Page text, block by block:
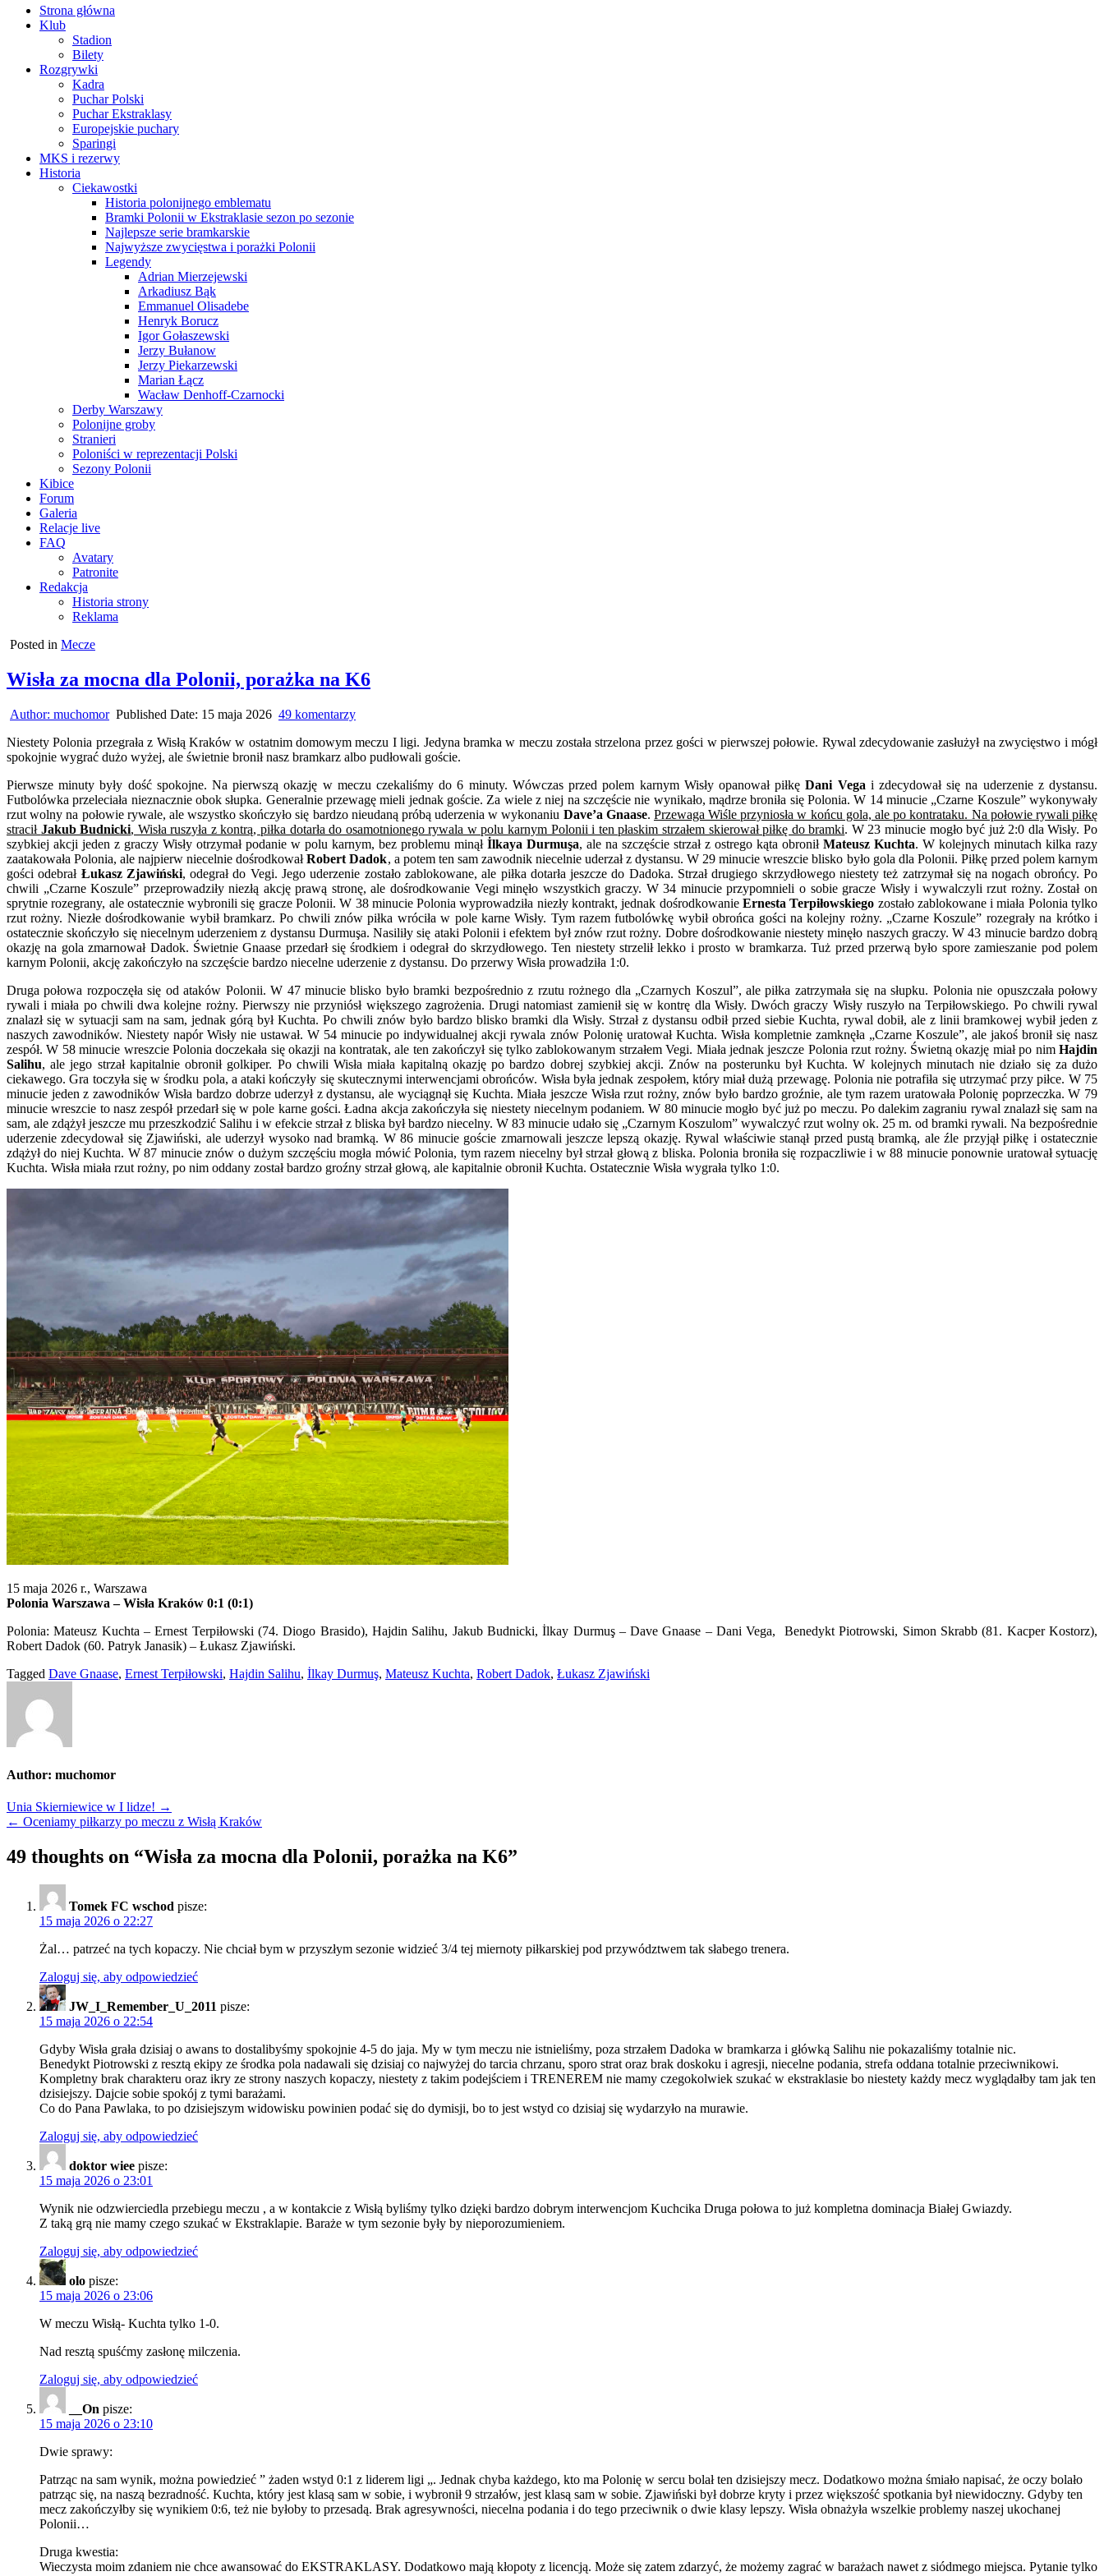
Strona główna
Klub
Stadion
Bilety
Rozgrywki
Kadra
Puchar Polski
Puchar Ekstraklasy
Europejskie puchary
Sparingi
MKS i rezerwy
Historia
Ciekawostki
Historia polonijnego emblematu
Bramki Polonii w Ekstraklasie sezon po sezonie
Najlepsze serie bramkarskie
Najwyższe zwycięstwa i porażki Polonii
Legendy
Adrian Mierzejewski
Arkadiusz Bąk
Emmanuel Olisadebe
Henryk Borucz
Igor Gołaszewski
Jerzy Bułanow
Jerzy Piekarzewski
Marian Łącz
Wacław Denhoff-Czarnocki
Derby Warszawy
Polonijne groby
Stranieri
Poloniści w reprezentacji Polski
Sezony Polonii
Kibice
Forum
Galeria
Relacje live
FAQ
Avatary
Patronite
Redakcja
Historia strony
Reklama
Posted in Mecze
Wisła za mocna dla Polonii, porażka na K6
Author: muchomor Published Date: 15 maja 2026 49 komentarzydo
za
mocna
Polonii,
porażka
na
K6
Niestety Polonia przegrała z Wisłą Kraków w ostatnim domowym meczu I ligi. Jedyna bramka w meczu została strzelona przez gości w pierwszej połowie. Rywal zdecydowanie zasłużył na zwycięstwo i mógł
spokojnie wygrać dużo wyżej, ale świetnie bronił nasz bramkarz albo pudłowali goście.
Pierwsze minuty były dość spokojne. Na pierwszą okazję w meczu czekaliśmy do 6 minuty. Wówczas przed polem karnym Wisły opanował piłkęDani Vega i zdecydował się na uderzenie z dystansu.
Futbolówka przeleciała nieznacznie obok słupka. Generalnie przewagę mieli jednak goście. Za wiele z niej na szczęście nie wynikało, mądrze broniła się Polonia. W 14 minucie „Czarne Koszule” wykonywały
rzut wolny na połowie rywale, ale wszystko skończyło się bardzo nieudaną próbą uderzenia w wykonaniu Dave’a Gnaase. Przewaga Wiśle przyniosła w końcu gola, ale po kontrataku. Na połowie rywali piłkę
stracił Jakub Budnicki, Wisła ruszyła z kontrą, piłka dotarła do osamotnionego rywala w polu karnym Polonii i ten płaskim strzałem skierował piłkę do bramki. W 23 minucie mogło być już 2:0 dla Wisły. Po
szybkiej akcji jeden z graczy Wisły otrzymał podanie w polu karnym, bez problemu minął İlkaya Durmuşa, ale na szczęście strzał z ostrego kąta obronił Mateusz Kuchta. W kolejnych minutach kilka razy
zaatakowała Polonia, ale najpierw niecelnie dośrodkowałRobert Dadok, a potem ten sam zawodnik niecelnie uderzał z dystansu. W 29 minucie wreszcie blisko było gola dla Polonii. Piłkę przed polem karnym
gości odebrał Łukasz Zjawiński, odegrał do Vegi. Jego uderzenie zostało zablokowane, ale piłka dotarła jeszcze do Dadoka. Strzał drugiego skrzydłowego niestety też zatrzymał się na nogach obrońcy. Po
chwili „Czarne Koszule” przeprowadziły niezłą akcję prawą stronę, ale dośrodkowanie Vegi minęło wszystkich graczy. W 34 minucie przypomnieli o sobie gracze Wisły i wywalczyli rzut rożny. Został on
sprytnie rozegrany, ale ostatecznie wybronili się gracze Polonii. W 38 minucie Polonia wyprowadziła niezły kontrakt, jednak dośrodkowanie Ernesta Terpiłowskiego zostało zablokowane i miała Polonia tylko
rzut rożny. Niezłe dośrodkowanie wybił bramkarz. Po chwili znów piłka wróciła w pole karne Wisły. Tym razem futbolówkę wybił obrońca gości na kolejny rożny. „Czarne Koszule” rozegrały na krótko i
ostatecznie skończyło się niecelnym uderzeniem z dystansu Durmuşa. Nasiliły się ataki Polonii i efektem był znów rzut rożny. Dobre dośrodkowanie niestety minęło naszych graczy. W 43 minucie bardzo dobrą
okazję na gola zmarnował Dadok. Świetnie Gnaase przedarł się środkiem i odegrał do skrzydłowego. Ten niestety strzelił lekko i prosto w bramkarza. Tuż przed przerwą było spore zamieszanie pod polem
karnym Polonii, akcję zakończyło na szczęście bardzo niecelne uderzenie z dystansu. Do przerwy Wisła prowadziła 1:0.
Druga połowa rozpoczęła się od ataków Polonii. W 47 minucie blisko było bramki bezpośrednio z rzutu rożnego dla „Czarnych Koszul”, ale piłka zatrzymała się na słupku. Polonia nie opuszczała połowy
rywali i miała po chwili dwa kolejne rożny. Pierwszy nie przyniósł większego zagrożenia. Drugi natomiast zamienił się w kontrę dla Wisły. Dwóch graczy Wisły ruszyło na Terpiłowskiego. Po chwili rywal
znalazł się w sytuacji sam na sam, jednak górą był Kuchta. Po chwili znów było bardzo blisko bramki dla Wisły. Strzał z dystansu odbił przed siebie Kuchta, rywal dobił, ale z linii bramkowej wybił jeden z
naszych zawodników. Niestety napór Wisły nie ustawał. W 54 minucie po indywidualnej akcji rywala znów Polonię uratował Kuchta. Wisła kompletnie zamknęła „Czarne Koszule”, ale jakoś bronił się nasz
zespół. W 58 minucie wreszcie Polonia doczekała się okazji na kontratak, ale ten zakończył się tylko zablokowanym strzałem Vegi. Miała jednak jeszcze Polonia rzut rożny. Świetną okazję miał po nim Hajdin
Salihu, ale jego strzał kapitalnie obronił golkiper. Po chwili Wisła miała kapitalną okazję po bardzo dobrej szybkiej akcji. Znów na posterunku był Kuchta. W kolejnych minutach nie działo się za dużo
ciekawego. Gra toczyła się w środku pola, a ataki kończyły się skutecznymi interwencjami obrońców. Wisła była jednak zespołem, który miał dużą przewagę. Polonia nie potrafiła się utrzymać przy piłce. W 75
minucie jeden z zawodników Wisła bardzo dobrze uderzył z dystansu, ale wyciągnął się Kuchta. Miała jeszcze Wisła rzut rożny, znów było bardzo groźnie, ale tym razem uratowała Polonię poprzeczka. W 79
minucie wreszcie to nasz zespół przedarł się w pole karne gości. Ładna akcja zakończyła się niestety niecelnym podaniem. W 80 minucie mogło być już po meczu. Po dalekim zagraniu rywal znalazł się sam na
sam, ale zdążył jeszcze mu przeszkodzić Salihu i w efekcie strzał z bliska był bardzo niecelny. W 83 minucie udało się „Czarnym Koszulom” wywalczyć rzut wolny ok. 25 m. od bramki rywali. Na bezpośrednie
uderzenie zdecydował się Zjawiński, ale uderzył wysoko nad bramką. W 86 minucie goście zmarnowali jeszcze lepszą okazję. Rywal właściwie stanął przed pustą bramką, ale źle przyjął piłkę i ostatecznie
zdążył do niej Kuchta. W 87 minucie znów o dużym szczęściu mogła mówić Polonia, tym razem niecelny był strzał głową z bliska. Polonia broniła się rozpaczliwie i w 88 minucie ponownie uratował sytuację
Kuchta. Wisła miała rzut rożny, po nim oddany został bardzo groźny strzał głową, ale kapitalnie obronił Kuchta. Ostatecznie Wisła wygrała tylko 1:0.
15 maja 2026 r., Warszawa
Polonia Warszawa – Wisła Kraków 0:1 (0:1)
Polonia: Mateusz Kuchta – Ernest Terpiłowski (74. Diogo Brasido), Hajdin Salihu, Jakub Budnicki, İlkay Durmuş – Dave Gnaase – Dani Vega, Benedykt Piotrowski, Simon Skrabb (81. Kacper Kostorz),
Robert Dadok (60. Patryk Janasik) – Łukasz Zjawiński.
Tagged Dave Gnaase, Ernest Terpiłowski, Hajdin Salihu, İlkay Durmuş, Mateusz Kuchta, Robert Dadok, Łukasz Zjawiński
Author: muchomor
Nawigacja
wpisu
Unia Skierniewice w I lidze! →
← Oceniamy piłkarzy po meczu z Wisłą Kraków
49 thoughts on “Wisła za mocna dla Polonii, porażka na K6”
Tomek FC wschod pisze:
15 maja 2026 o 22:27
Żal… patrzeć na tych kopaczy. Nie chciał bym w przyszłym sezonie widzieć 3/4 tej miernoty piłkarskiej pod przywództwem tak słabego trenera.
Zaloguj się, aby odpowiedzieć
JW_I_Remember_U_2011 pisze:
15 maja 2026 o 22:54
Gdyby Wisła grała dzisiaj o awans to dostalibyśmy spokojnie 4-5 do jaja. My w tym meczu nie istnieliśmy, poza strzałem Dadoka w bramkarza i główką Salihu nie pokazaliśmy totalnie nic.
Benedykt Piotrowski z resztą ekipy ze środka pola nadawali się dzisiaj co najwyżej do tarcia chrzanu, sporo strat oraz brak doskoku i agresji, niecelne podania, strefa oddana totalnie przeciwnikowi.
Kompletny brak charakteru oraz ikry ze strony naszych kopaczy, niestety z takim podejściem i TRENEREM nie mamy czegokolwiek szukać w ekstraklasie bo niestety każdy mecz wyglądałby tam jak ten
dzisiejszy. Dajcie sobie spokój z tymi barażami.
Co do Pana Pawlaka, to po dzisiejszym widowisku powinien podać się do dymisji, bo to jest wstyd co dzisiaj się wydarzyło na murawie.
Zaloguj się, aby odpowiedzieć
doktor wiee pisze:
15 maja 2026 o 23:01
Wynik nie odzwierciedla przebiegu meczu , a w kontakcie z Wisłą byliśmy tylko dzięki bardzo dobrym interwencjom Kuchcika Druga połowa to już kompletna dominacja Białej Gwiazdy.
Z taką grą nie mamy czego szukać w Ekstraklapie. Baraże w tym sezonie były by nieporozumieniem.
Zaloguj się, aby odpowiedzieć
olo pisze:
15 maja 2026 o 23:06
W meczu Wisłą- Kuchta tylko 1-0.
Nad resztą spuśćmy zasłonę milczenia.
Zaloguj się, aby odpowiedzieć
__On pisze:
15 maja 2026 o 23:10
Dwie sprawy:
Patrząc na sam wynik, można powiedzieć ” żaden wstyd 0:1 z liderem ligi „. Jednak chyba każdego, kto ma Polonię w sercu bolał ten dzisiejszy mecz. Dodatkowo można śmiało napisać, że oczy bolało
patrząc się, na naszą bezradność. Kuchta, który jest klasą sam w sobie, i wybronił 9 strzałów, jest klasą sam w sobie. Zjawiński był dobrze kryty i przez większość spotkania był niewidoczny. Gdyby ten
mecz zakończyłby się wynikiem 0:6, też nie byłoby to przesadą. Brak agresywności, niecelna podania i do tego przeciwnik o dwie klasy lepszy. Wisła obnażyła wszelkie problemy naszej ukochanej
Polonii…
Druga kwestia:
Wieczysta moim zdaniem nie chce awansować do EKSTRAKLASY. Dodatkowo mają kłopoty z licencją. Może się zatem zdarzyć, że możemy zagrać w barażach nawet z siódmego miejsca. Pytanie tylko